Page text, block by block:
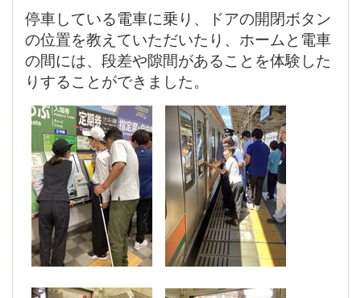
停車している電車に乗り、ドアの開閉ボタン
の位置を教えていただいたり、ホームと電車
の間には、段差や隙間があることを体験した
りすることができました。